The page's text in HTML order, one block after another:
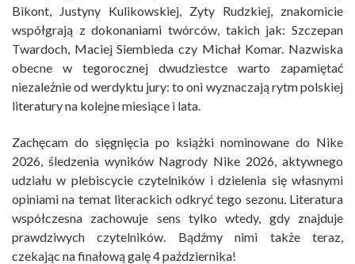
Bikont, Justyny Kulikowskiej, Zyty Rudzkiej, znakomicie
współgrają z dokonaniami twórców, takich jak: Szczepan
Twardoch, Maciej Siembieda czy Michał Komar. Nazwiska
obecne w tegorocznej dwudziestce warto zapamiętać
niezależnie od werdyktu jury: to oni wyznaczają rytm polskiej
literatury na kolejne miesiące i lata.
Zachęcam do sięgnięcia po książki nominowane do Nike
2026, śledzenia wyników Nagrody Nike 2026, aktywnego
udziału w plebiscycie czytelników i dzielenia się własnymi
opiniami na temat literackich odkryć tego sezonu. Literatura
współczesna zachowuje sens tylko wtedy, gdy znajduje
prawdziwych czytelników. Bądźmy nimi także teraz,
czekając na finałową galę 4 października!